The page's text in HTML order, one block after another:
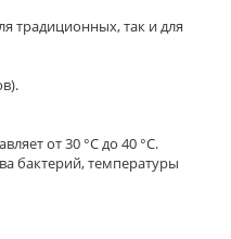
традиционных, так и для
от 30 °C до 40 °C.
бактерий, температуры